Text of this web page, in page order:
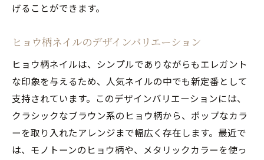
げることができます。
ヒョウ柄ネイルのデザインバリエーション
ヒョウ柄ネイルは、シンプルでありながらもエレガント
な印象を与えるため、人気ネイルの中でも新定番として
支持されています。このデザインバリエーションには、
クラシックなブラウン系のヒョウ柄から、ポップなカラ
ーを取り入れたアレンジまで幅広く存在します。最近で
は、モノトーンのヒョウ柄や、メタリックカラーを使っ